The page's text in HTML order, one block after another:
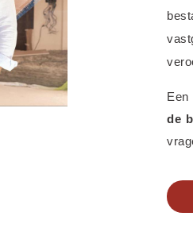
Een
de